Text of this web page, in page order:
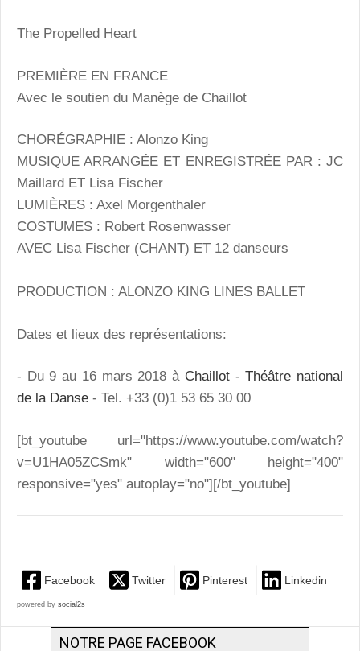
The Propelled Heart
PREMIÈRE EN FRANCE
Avec le soutien du Manège de Chaillot
CHORÉGRAPHIE : Alonzo King
MUSIQUE ARRANGÉE ET ENREGISTRÉE PAR : JC
Maillard ET Lisa Fischer
LUMIÈRES : Axel Morgenthaler
COSTUMES : Robert Rosenwasser
AVEC Lisa Fischer (CHANT) ET 12 danseurs
PRODUCTION : ALONZO KING LINES BALLET
Dates et lieux des représentations:
- Du 9 au 16 mars 2018 à Chaillot - Théâtre national
de la Danse - Tel. +33 (0)1 53 65 30 00
[bt_youtube url="https://www.youtube.com/watch?
v=U1HA05ZCSmk" width="600" height="400"
responsive="yes" autoplay="no"][/bt_youtube]
Facebook Twitter Pinterest Linkedin
powered by social2s
NOTRE PAGE FACEBOOK